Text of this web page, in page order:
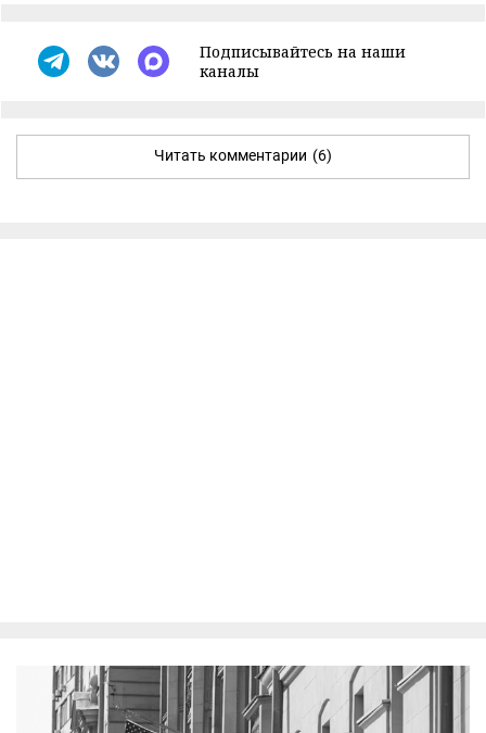
Подписывайтесь на наши
каналы
Читать комментарии (6)